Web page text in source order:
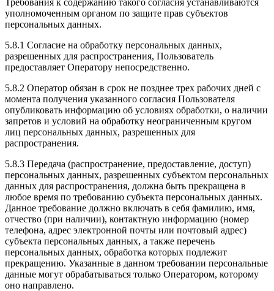
уполномоченным органом по защите прав субъектов
персональных данных.
5.8.1 Согласие на обработку персональных данных,
разрешенных для распространения, Пользователь
предоставляет Оператору непосредственно.
5.8.2 Оператор обязан в срок не позднее трех рабочих дней с
момента получения указанного согласия Пользователя
опубликовать информацию об условиях обработки, о наличии
запретов и условий на обработку неограниченным кругом
лиц персональных данных, разрешенных для
распространения.
5.8.3 Передача (распространение, предоставление, доступ)
персональных данных, разрешенных субъектом персональных
данных для распространения, должна быть прекращена в
любое время по требованию субъекта персональных данных.
Данное требование должно включать в себя фамилию, имя,
отчество (при наличии), контактную информацию (номер
телефона, адрес электронной почты или почтовый адрес)
субъекта персональных данных, а также перечень
персональных данных, обработка которых подлежит
прекращению. Указанные в данном требовании персональные
данные могут обрабатываться только Оператором, которому
оно направлено.